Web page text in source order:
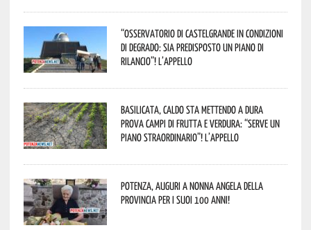
“Osservatorio di Castelgrande in condizioni
di degrado: sia predisposto un piano di
rilancio”! L’appello
Basilicata, caldo sta mettendo a dura
prova campi di frutta e verdura: “Serve un
piano straordinario”! L’appello
Potenza, auguri a nonna Angela della
provincia per i suoi 100 anni!